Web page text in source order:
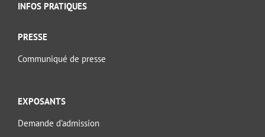
INFOS PRATIQUES
PRESSE
Communiqué de presse
EXPOSANTS
Demande d’admission